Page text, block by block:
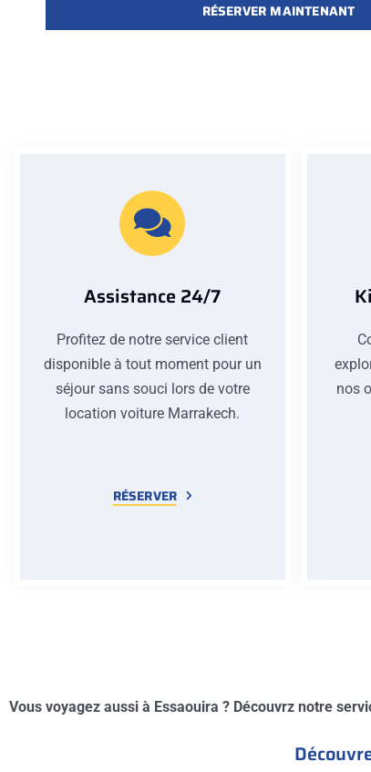
RÉSERVER MAINTENANT
Assistance 24/7
Profitez de notre service client
disponible à tout moment pour un
séjour sans souci lors de votre
location voiture Marrakech.
RÉSERVER
nos
Vous voyagez aussi à Essaouira ? Découvrz notre